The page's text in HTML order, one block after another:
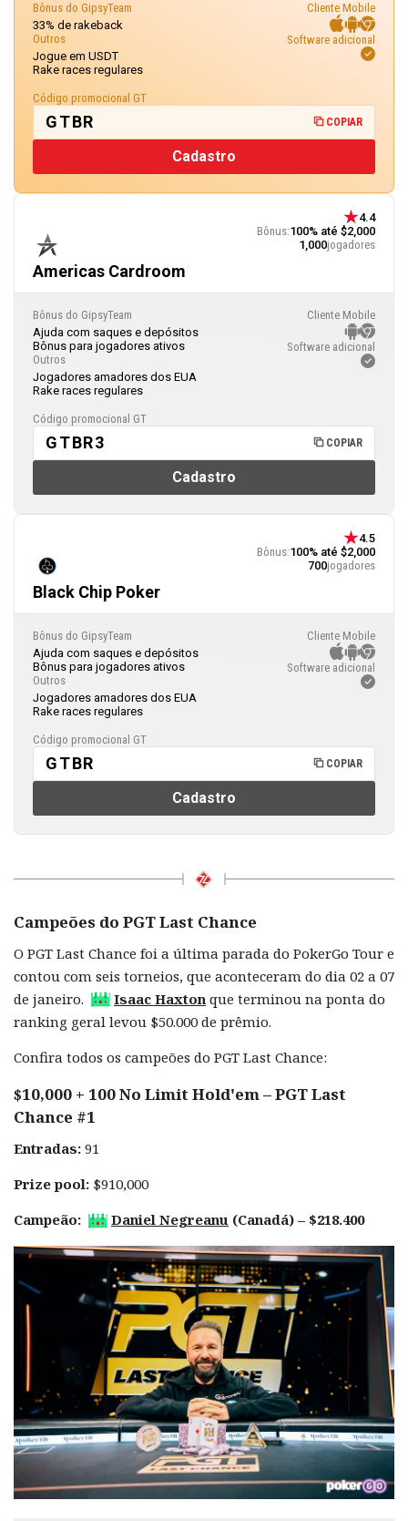
Americas Cardroom
4.4
Bônus:100% até $2,000
1,000jogadores
Bônus do GipsyTeam
Ajuda com saques e depósitos
Bônus para jogadores ativos
Outros
Jogadores amadores dos EUA
Rake races regulares
Cliente Mobile
Software adicional
Código promocional GT
GTBR3 COPIAR
Cadastro
Bônus do GipsyTeam
33% de rakeback
Outros
Jogue em USDT
Rake races regulares
Cliente Mobile
Software adicional
Código promocional GT
GTBR COPIAR
Cadastro
Black Chip Poker
4.5
Bônus:100% até $2,000
700jogadores
Bônus do GipsyTeam
Ajuda com saques e depósitos
Bônus para jogadores ativos
Outros
Jogadores amadores dos EUA
Rake races regulares
Cliente Mobile
Software adicional
Código promocional GT
GTBR COPIAR
Cadastro
Campeões do PGT Last Chance
O PGT Last Chance foi a última parada do PokerGo Tour e
contou com seis torneios, que aconteceram do dia 02 a 07
de janeiro.
Isaac Haxton que terminou na ponta do
ranking geral levou $50.000 de prêmio.
Confira todos os campeões do PGT Last Chance:
$10,000 + 100 No Limit Hold'em – PGT Last
Chance #1
Entradas: 91
Prize pool: $910,000
Campeão:
Daniel Negreanu (Canadá) – $218.400